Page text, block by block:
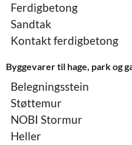
Ferdigbetong
Sandtak
Kontakt ferdigbetong
Byggevarer til hage, park og
Belegningsstein
Støttemur
NOBI Stormur
Heller